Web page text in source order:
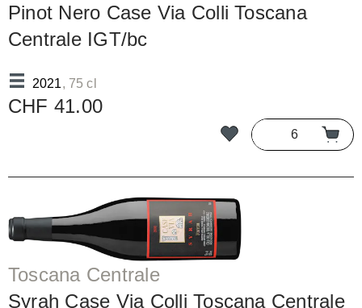
Pinot Nero Case Via Colli Toscana
Centrale IGT/bc
2021, 75 cl
CHF 41.00
Toscana Centrale
Syrah Case Via Colli Toscana Centrale